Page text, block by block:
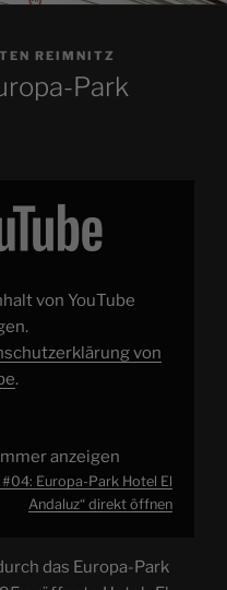
REIMNITZ
Park
von YouTube
von
.
anzeigen
Europa-Park Hotel El
Andaluz“ direkt öffnen
das Europa-Park